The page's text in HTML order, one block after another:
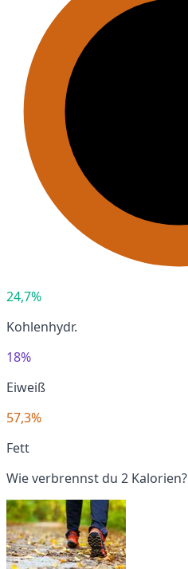
24,7%
Kohlenhydr.
18%
Eiweiß
57,3%
Fett
Wie verbrennst du 2 Kalorien?